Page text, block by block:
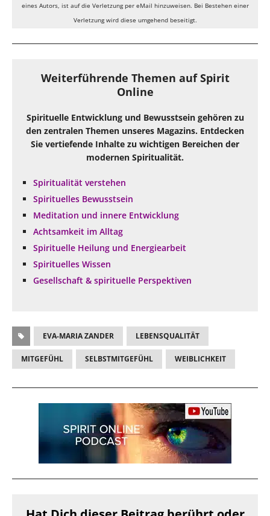
eines Autors, ist auf die Verletzung per eMail hinzuweisen. Bei Bestehen einer
Verletzung wird diese umgehend beseitigt.
Weiterführende Themen auf Spirit
Online
Spirituelle Entwicklung und Bewusstsein gehören zu
den zentralen Themen unseres Magazins. Entdecken
Sie vertiefende Inhalte zu wichtigen Bereichen der
modernen Spiritualität.
Spiritualität verstehen
Spirituelles Bewusstsein
Meditation und innere Entwicklung
Achtsamkeit im Alltag
Spirituelle Heilung und Energiearbeit
Spirituelles Wissen
Gesellschaft & spirituelle Perspektiven
EVA-MARIA ZANDER LEBENSQUALITÄT
MITGEFÜHL SELBSTMITGEFÜHL WEIBLICHKEIT